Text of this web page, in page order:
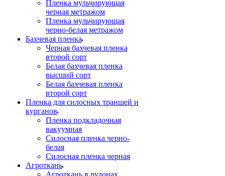
Пленка мульчирующая
черная метражом
Пленка мульчирующая
черно-белая метражом
Бахчевая пленка
Черная бахчевая пленка
второй сорт
Белая бахчевая пленка
высший сорт
Белая бахчевая пленка
второй сорт
Пленка для силосных траншей и
курганов
Пленка подкладочная
вакуумная
Силосная пленка черно-
белая
Силосная пленка черная
Агроткань
Агроткань в рулонах